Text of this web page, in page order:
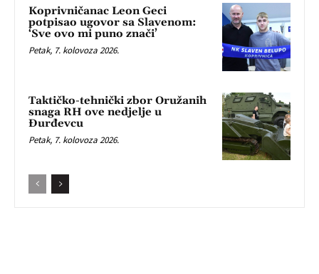
Koprivničanac Leon Geci
potpisao ugovor sa Slavenom:
‘Sve ovo mi puno znači’
Petak, 7. kolovoza 2026.
Taktičko-tehnički zbor Oružanih
snaga RH ove nedjelje u
Đurđevcu
Petak, 7. kolovoza 2026.